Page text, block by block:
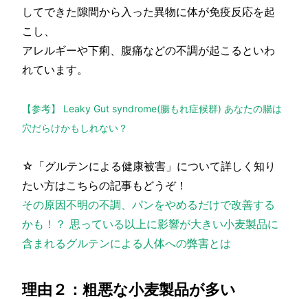
してできた隙間から入った異物に体が免疫反応を起
こし、
アレルギーや下痢、腹痛などの不調が起こるといわ
れています。
【参考】 Leaky Gut syndrome(腸もれ症候群) あなたの腸は
穴だらけかもしれない？
☆「グルテンによる健康被害」について詳しく知り
たい方はこちらの記事もどうぞ！
その原因不明の不調、パンをやめるだけで改善する
かも！？ 思っている以上に影響が大きい小麦製品に
含まれるグルテンによる人体への弊害とは
理由２：粗悪な小麦製品が多い